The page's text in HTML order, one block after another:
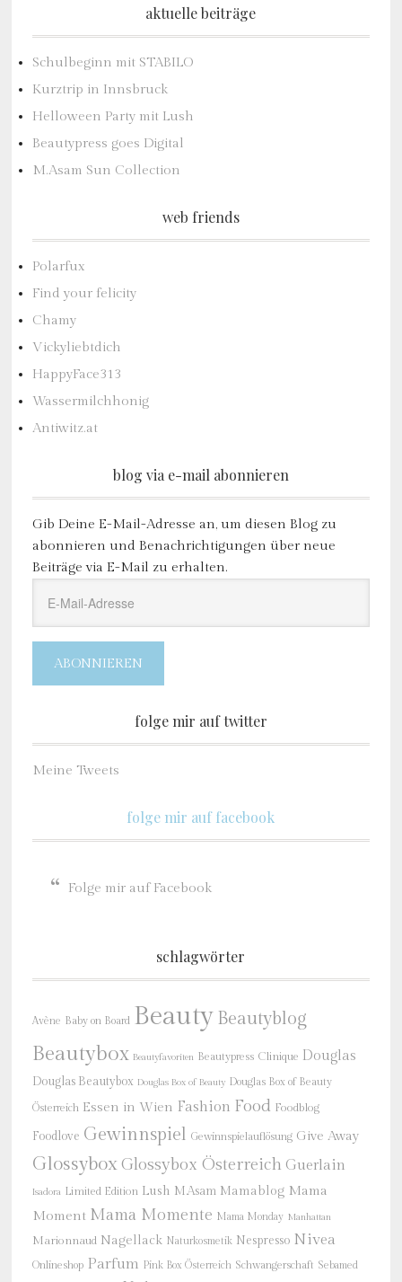
aktuelle beiträge
Schulbeginn mit STABILO
Kurztrip in Innsbruck
Helloween Party mit Lush
Beautypress goes Digital
M.Asam Sun Collection
web friends
Polarfux
Find your felicity
Chamy
Vickyliebtdich
HappyFace313
Wassermilchhonig
Antiwitz.at
blog via e-mail abonnieren
Gib Deine E-Mail-Adresse an, um diesen Blog zu
abonnieren und Benachrichtigungen über neue
Beiträge via E-Mail zu erhalten.
Mail-
Adresse
ABONNIEREN
folge mir auf twitter
Meine Tweets
folge mir auf facebook
Folge mir auf Facebook
schlagwörter
Avène Baby on Board Beauty Beautyblog
Beautybox Beautyfavoriten Beautypress Clinique Douglas
Douglas Beautybox Douglas Box of Beauty Douglas Box of Beauty
Österreich Essen in Wien Fashion Food Foodblog
Foodlove Gewinnspiel Gewinnspielauflösung Give Away
GlossyboxGlossybox Österreich Guerlain
Isadora Limited Edition Lush M.Asam Mamablog Mama
Moment Mama Momente Mama Monday Manhattan
Marionnaud Nagellack Naturkosmetik Nespresso Nivea
Onlineshop Parfum Pink Box Österreich Schwangerschaft Sebamed